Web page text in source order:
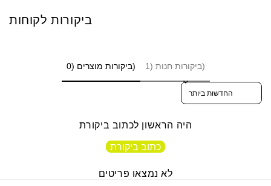
ביקורות לקוחות
ביקורות מוצרים (0) ביקורות חנות (1)
Sort reviews by
היה הראשון לכתוב ביקורת
כתוב ביקורת
לא נמצאו פריטים